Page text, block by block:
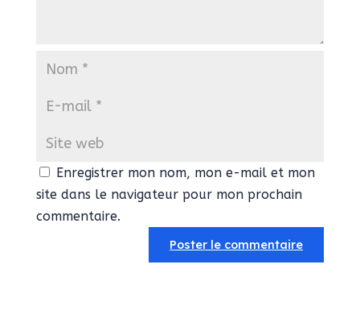
Enregistrer mon nom, mon e-mail et mon
site dans le navigateur pour mon prochain
commentaire.